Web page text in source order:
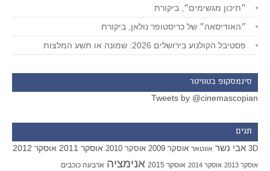
״תיכון מגשימים״, ביקורת
״האודיסאה״ של כריסטופר נולאן, ביקורת
פסטיבל הקולנוע בירושלים 2026: שמונה או תשע המלצות
סינמסקופ בטוויטר
Tweets by @cinemascopian
תגים
3D אבי נשר אווטאר אוסקר 2009 אוסקר 2010 אוסקר 2011 אוסקר 2012
אוסקר 2013 אוסקר 2014 אוסקר 2015 אנימציה ארבעה כוכבים